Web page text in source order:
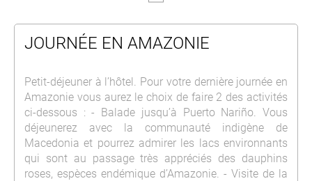
JOURNÉE EN AMAZONIE
Petit-déjeuner à l’hôtel. Pour votre dernière journée en
Amazonie vous aurez le choix de faire 2 des activités
ci-dessous : - Balade jusqu’à Puerto Nariño. Vous
déjeunerez avec la communauté indigène de
Macedonia et pourrez admirer les lacs environnants
qui sont au passage très appréciés des dauphins
roses, espèces endémique d’Amazonie. - Visite de la